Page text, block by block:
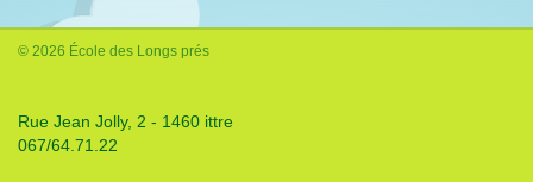
© 2026 École des Longs prés
Rue Jean Jolly, 2 - 1460 ittre
067/64.71.22